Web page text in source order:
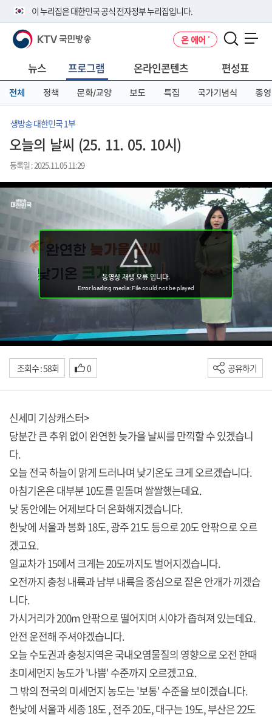
이 누리집은 대한민국 공식 전자정부 누리집입니다.
공식 누리집 주소 확인하기
니다.
이밖에 or.kr 또는 .kr등 다른 도메인 주소를 사용하고 있다면 아래 URL에
서 도메인 주소를 확인해 보세요
KTV 국민방송 온 에어
뉴스 프로그램 온라인콘텐츠 편성표
전체 정책 문화/교양 보도 특집 국가기념식 종영
생방송 대한민국 1부
오늘의 날씨 (25. 11. 05. 10시)
등록일 : 2025.11.05 11:29
조회수 : 58회 0 공유하기
신세미 기상캐스터>
당분간 큰 추위 없이 완연한 늦가을 날씨를 만끽할 수 있겠습니
다.
오늘 전국 하늘이 맑게 드러나며 낮기온도 크게 오르겠습니다.
아침기온은 대부분 10도를 밑돌며 쌀쌀했는데요.
낮 동안에는 어제보다 더 온화해지겠습니다.
한낮에 서울과 봉화 18도, 광주 21도 등으로 20도 안팎으로 오르
겠고요.
일교차가 15에서 크게는 20도까지도 벌어지겠습니다.
오전까지 충청 내륙과 남부 내륙을 중심으로 짙은 안개가 끼겠습
니다.
가시거리가 200m 안팎으로 떨어지며 시야가 좁혀져 있는데요.
안전 운전해 주셔야겠습니다.
오늘 수도권과 충청지역은 국내오염물질의 영향으로 오전 한때
초미세먼지 농도가 '나쁨' 수준까지 오르겠고요.
그 밖의 전국의 미세먼지 농도는 '보통' 수준을 보이겠습니다.
한낮에 서울과 세종 18도 , 전주 20도, 대구는 19도, 부산은 22도